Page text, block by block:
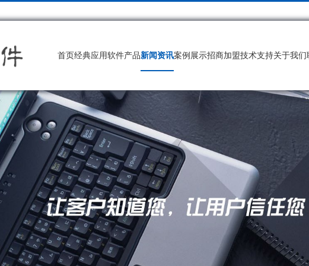
首页经典应用软件产品新闻资讯案例展示招商加盟技术支持关于我们